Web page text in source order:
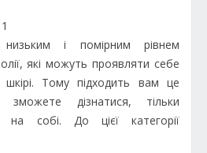
і помірним рівнем
які можуть проявляти себе
шкірі. Тому підходить вам це
дізнатися, тільки
на собі. До цієї категорії